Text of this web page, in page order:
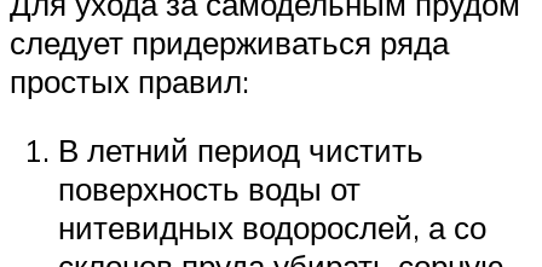
следует придерживаться ряда
простых правил:
В летний период чистить
поверхность воды от
нитевидных водорослей, а со